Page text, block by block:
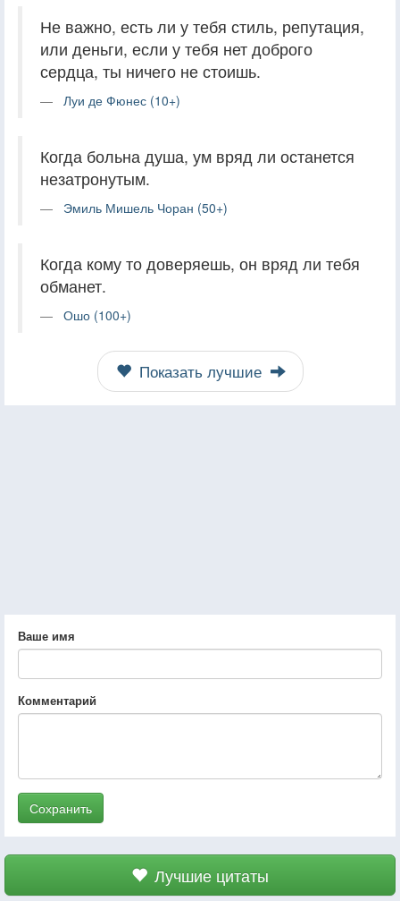
Не важно, есть ли у тебя стиль, репутация,
или деньги, если у тебя нет доброго
сердца, ты ничего не стоишь.
Луи де Фюнес (10+)
Когда больна душа, ум вряд ли останется
незатронутым.
Эмиль Мишель Чоран (50+)
Когда кому то доверяешь, он вряд ли тебя
обманет.
Ошо (100+)
Показать лучшие
Ваше имя
Комментарий
Сохранить
Лучшие цитаты